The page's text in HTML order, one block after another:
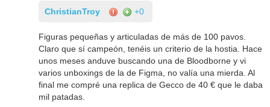
ChristianTroy +0
Figuras pequeñas y articuladas de más de 100 pavos.
Claro que sí campeón, tenéis un criterio de la hostia. Hace
unos meses anduve buscando una de Bloodborne y vi
varios unboxings de la de Figma, no valía una mierda. Al
final me compré una replica de Gecco de 40 € que le daba
mil patadas.